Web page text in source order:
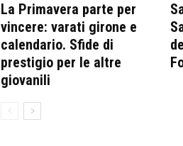
La Primavera parte per
vincere: varati girone e
calendario. Sfide di
prestigio per le altre
giovanili